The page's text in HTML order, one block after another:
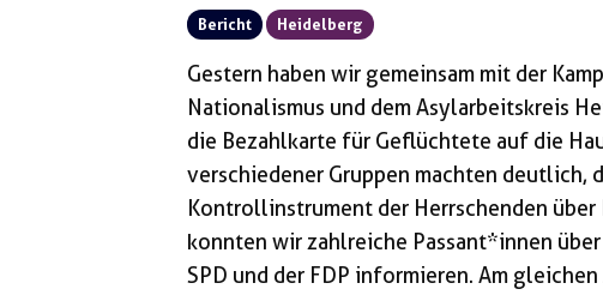
Bericht Heidelberg
Gestern haben wir gemeinsam mit der
Nationalismus und dem Asylarbeitskreis
die Bezahlkarte für Geflüchtete auf die
verschiedener Gruppen machten deutlich,
Kontrollinstrument der Herrschenden
konnten wir zahlreiche Passant*innen über
SPD und der FDP informieren. Am